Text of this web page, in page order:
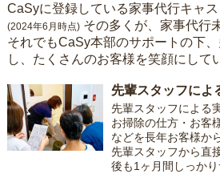
CaSyに登録している家事代行キャス
(2024年6月時点) その多くが、家事代行
それでもCaSy本部のサポートの下
し、たくさんのお客様を笑顔にして
先輩スタッフによ
先輩スタッフによる
お掃除の仕方・お客
などを長年お客様か
先輩スタッフから直
後も1ヶ月間しっかり